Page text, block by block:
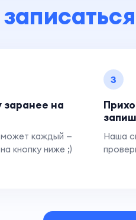
на
может каждый —
кнопку ниже ;)
3
Наша